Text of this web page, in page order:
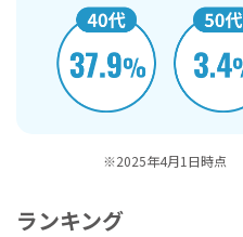
※2025年4月1日時点
ランキング